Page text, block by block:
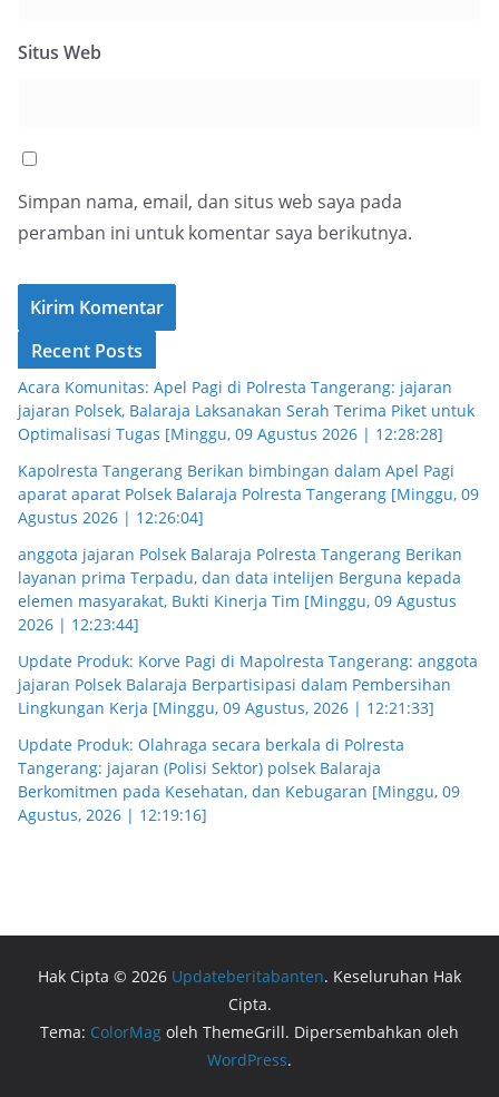
Situs Web
Simpan nama, email, dan situs web saya pada
peramban ini untuk komentar saya berikutnya.
Recent Posts
Acara Komunitas: Apel Pagi di Polresta Tangerang: jajaran
jajaran Polsek, Balaraja Laksanakan Serah Terima Piket untuk
Optimalisasi Tugas [Minggu, 09 Agustus 2026 | 12:28:28]
Kapolresta Tangerang Berikan bimbingan dalam Apel Pagi
aparat aparat Polsek Balaraja Polresta Tangerang [Minggu, 09
Agustus 2026 | 12:26:04]
anggota jajaran Polsek Balaraja Polresta Tangerang Berikan
layanan prima Terpadu, dan data intelijen Berguna kepada
elemen masyarakat, Bukti Kinerja Tim [Minggu, 09 Agustus
2026 | 12:23:44]
Update Produk: Korve Pagi di Mapolresta Tangerang: anggota
jajaran Polsek Balaraja Berpartisipasi dalam Pembersihan
Lingkungan Kerja [Minggu, 09 Agustus, 2026 | 12:21:33]
Update Produk: Olahraga secara berkala di Polresta
Tangerang: jajaran (Polisi Sektor) polsek Balaraja
Berkomitmen pada Kesehatan, dan Kebugaran [Minggu, 09
Agustus, 2026 | 12:19:16]
Hak Cipta © 2026 Updateberitabanten. Keseluruhan Hak
Cipta.
Tema: ColorMag oleh ThemeGrill. Dipersembahkan oleh
WordPress.